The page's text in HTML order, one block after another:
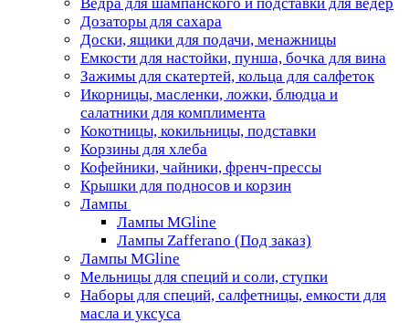
Дозаторы для сахара
Доски, ящики для подачи, менажницы
Емкости для настойки, пунша, бочка для вина
Зажимы для скатертей, кольца для салфеток
Икорницы, масленки, ложки, блюдца и
салатники для комплимента
Кокотницы, кокильницы, подставки
Корзины для хлеба
Кофейники, чайники, френч-прессы
Крышки для подносов и корзин
Лампы
Лампы MGline
Лампы Zafferano (Под заказ)
Лампы MGline
Мельницы для специй и соли, ступки
Наборы для специй, салфетницы, емкости для
масла и уксуса